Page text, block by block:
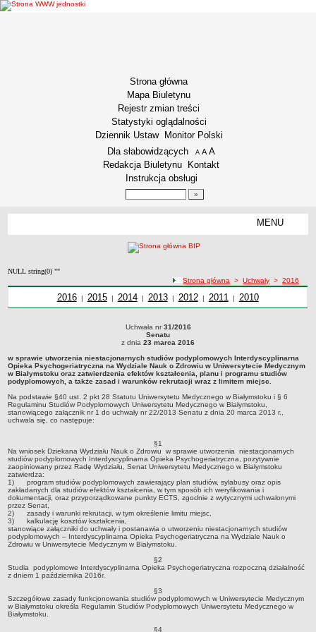
Strona główna
Mapa Biuletynu
Rejestr zmian treści
Statystyki oglądalności
Dziennik Ustaw
Monitor Polski
Menu dodatkowe
Dla słabowidzących A pomniejsz czcionkę
A standardowy rozmiar czcionki
A
Redakcja Biuletynu
Kontakt
Instrukcja obsługi
MENU
Podstawa prawna funkcjonowania
Misja i Strategia
Kodeks Etyki
Kodeks etyki pracownika naukowego
Senat
Rektor
Prorektorzy
Rady Wydziału
Prodziekani
WEWNĘTRZNE AKTY PRAWNE
Statut
Uchwały Senatu
Stanowiska Senatu
Opinie Senatu
Regulamin organizacyjny
Regulamin Pracy
STUDIA
NULL string(0) ""
ścieżka nawigacji
Strona główna >Uchwały >2016
Uchwały z roku
2016| Uchwały z roku
2015| Uchwały z roku
2014| Uchwały z roku
2013| Uchwały z roku
2012| Uchwały z roku
2011 | Uchwały z roku
2010
Uchwała nr 31/2016Senatuz dnia 23 marca 2016w sprawie utworzenia
niestacjonarnych studiów podyplomowych Interdyscyplinarna Opieka
Białymstoku oraz zatwierdzenia efektów kształcenia, planu i programu studiów
podyplomowych, a także zasad i warunków rekrutacji wraz z limitem miejsc.Na
podstawie §40 ust. 2 pkt 28 Statutu Uniwersytetu Medycznego w Białymstoku i § 6
Regulaminu Studiów Podyplomowych Uniwersytetu Medycznego w Białymstoku,
stanowiącego załącznik nr 1 do uchwały nr 22/2013 Senatu z dnia 20 marca 2013 r.,
uchwala się, co następuje:
Uchwała nr31/2016
Senatu
z dnia 23 marca 2016
w sprawie utworzenia niestacjonarnych studiów podyplomowych Interdyscyplinarna
Opieka Psychogeriatryczna na Wydziale Nauk o Zdrowiu w Uniwersytecie Medycznym
w Białymstoku oraz zatwierdzenia efektów kształcenia, planu i programu studiów
podyplomowych, a także zasad i warunków rekrutacji wraz z limitem miejsc.
Na podstawie §40 ust. 2 pkt 28 Statutu Uniwersytetu Medycznego w Białymstoku i § 6
Regulaminu Studiów Podyplomowych Uniwersytetu Medycznego w Białymstoku,
stanowiącego załącznik nr 1 do uchwały nr 22/2013 Senatu z dnia 20 marca 2013 r.,
uchwala się, co następuje:
§1
Na wniosek Dziekana Wydziału Nauk o Zdrowiu w sprawie utworzenia niestacjonarnych
studiów podyplomowych Interdyscyplinarna Opieka Psychogeriatryczna, pozytywnie
zaopiniowany przez Radę Wydziału, Senat Uniwersytetu Medycznego w Białymstoku
zatwierdza:
1) program studiów podyplomowych zawierający plan studiów, sylabusy oraz opis
zakładanych dla studiów efektów kształcenia, w tym sposób ich weryfikowania i
dokumentacji, oraz przyporządkowane punkty ECTS, zgodnie z wytycznymi uchwalonymi
przez Senat,
2) zasady i warunki rekrutacji, w tym określenie limitu miejsc,
3) kalkulację kosztów kształcenia,
stanowiące załączniki do uchwały i postanawia o utworzeniu niestacjonarnych studiów
podyplomowych – Interdyscyplinarna Opieka Psychogeriatryczna na Wydziale Nauk o
Zdrowiu w Uniwersytecie Medycznym w Białymstoku.
§2
Studia podyplomowe Interdyscyplinarna Opieka Psychogeriatryczna rozpoczną działalność
z dniem 1 października 2016r.
§3
Szczegółowe zasady funkcjonowania studiów podyplomowych w Uniwersytecie Medycznym
w Białymstoku określa Regulamin Studiów Podyplomowych Uniwersytetu Medycznego w
Białymstoku.
§4